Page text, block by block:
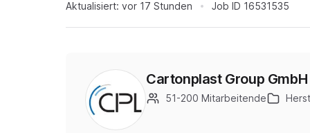
Aktualisiert: vor 17 Stunden Job ID 16531535
Cartonplast Group GmbH
51-200 Mitarbeitende